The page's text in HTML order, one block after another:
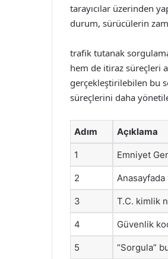
tarayıcılar üzerinden
durum, sürücülerin
trafik tutanak
hem de itiraz süreçleri
gerçekleştirilebilen bu
süreçlerini daha
Adım Açıklama
1 Emniyet
2 Anasayfada
3 T.C. kimlik
4 Güvenlik
5 “Sorgula”